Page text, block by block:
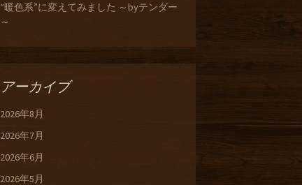
“暖色系”に変えてみました ～byテンダー
～
アーカイブ
2026年8月
2026年7月
2026年6月
2026年5月